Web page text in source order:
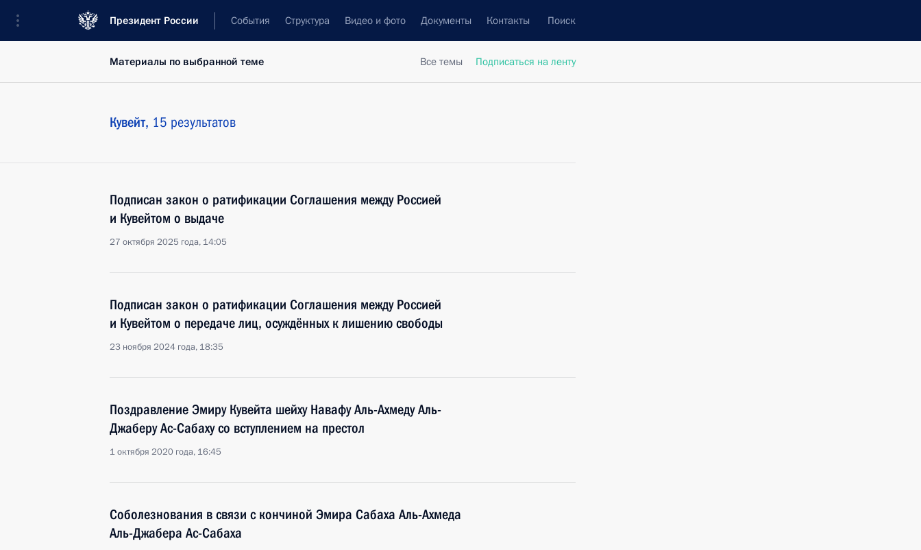
Президент России События Структура Видео и фото Документы Контакты Поиск
Все темы Подписаться на ленту
Материалы по выбранной теме
Кувейт, 15 результатов
Подписан закон о ратификации Соглашения между Россией
и Кувейтом о выдаче
27 октября 2025 года, 14:05
Подписан закон о ратификации Соглашения между Россией
и Кувейтом о передаче лиц, осуждённых к лишению свободы
23 ноября 2024 года, 18:35
Поздравление Эмиру Кувейта шейху Навафу Аль-Ахмеду Аль-
Джаберу Ас-Сабаху со вступлением на престол
1 октября 2020 года, 16:45
Соболезнования в связи с кончиной Эмира Сабаха Аль-Ахмеда
Аль-Джабера Ас-Сабаха